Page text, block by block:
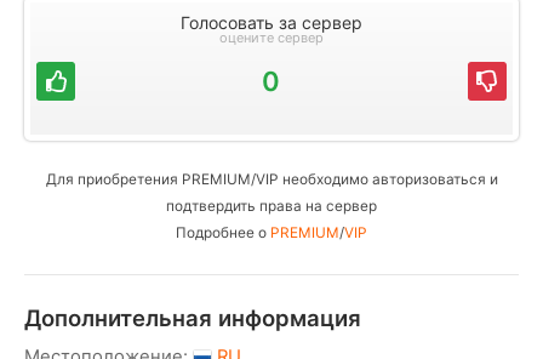
Голосовать за сервер
оцените сервер
0
Для приобретения PREMIUM/VIP необходимо авторизоваться и
подтвердить права на сервер
Подробнее о PREMIUM/VIP
Дополнительная информация